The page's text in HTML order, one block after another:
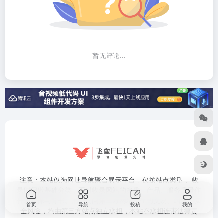
暂无评论...
注意：本站仅为网址导航聚合展示平台，仅按站点类型 、收
录时间做基础分类，不对收录网站的资质、产品、服务质量作
任何担保与背书。用户访问第三方网站产生的交易、纠纷、安
全风险，均由第三方站点独立承担，本站不承担连带法律责
首页 导航 投稿 我的